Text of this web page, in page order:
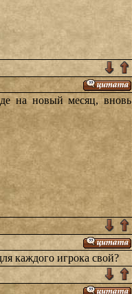
на новый месяц, вновь
каждого игрока свой?